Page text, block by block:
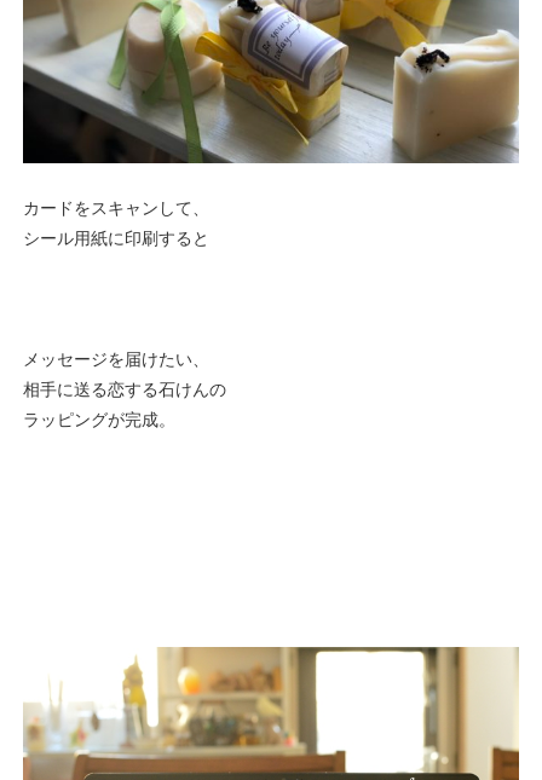
カードをスキャンして、
シール用紙に印刷すると
メッセージを届けたい、
相手に送る恋する石けんの
ラッピングが完成。